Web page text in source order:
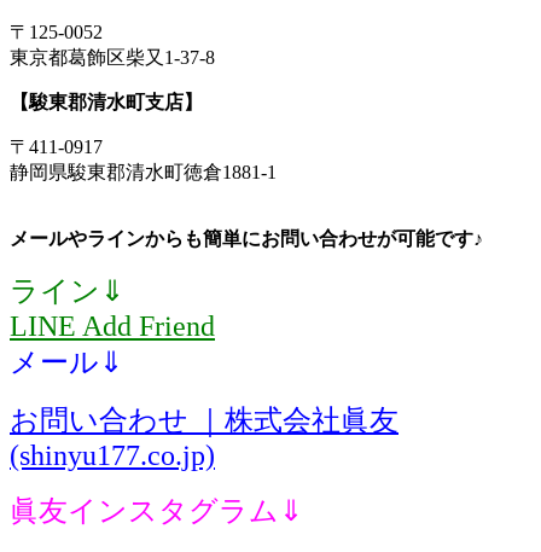
〒125-0052
東京都葛飾区柴又1-37-8
【駿東郡清水町支店】
〒411-0917
静岡県駿東郡清水町徳倉1881-1
メールやラインからも簡単にお問い合わせが可能です♪
ライン⇓
LINE Add Friend
メール⇓
お問い合わせ ｜株式会社眞友
(shinyu177.co.jp)
眞友インスタグラム⇓